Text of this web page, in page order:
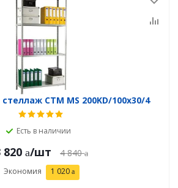
СТМ MS 200KD/100х30/4
Есть в наличии
820 /шт 4 840
Экономия 1 020